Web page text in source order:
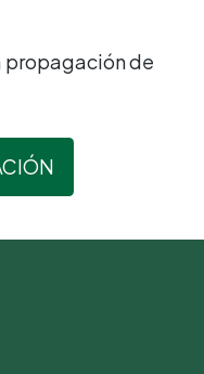
propagación de